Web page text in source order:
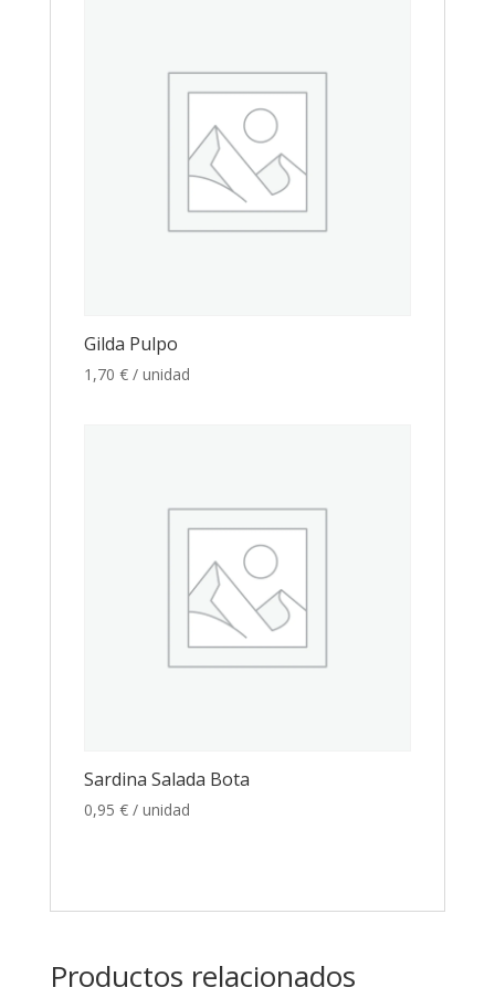
Gilda Pulpo
1,70 € / unidad
Sardina Salada Bota
0,95 € / unidad
Productos relacionados